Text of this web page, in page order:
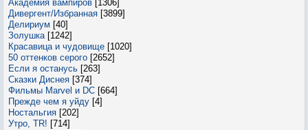
Академия вампиров [1306]
Дивергент/Избранная [3899]
Делириум [40]
Золушка [1242]
Красавица и чудовище [1020]
50 оттенков серого [2652]
Если я останусь [263]
Сказки Диснея [374]
Фильмы Marvel и DC [664]
Прежде чем я уйду [4]
Ностальгия [202]
Утро, TR! [714]